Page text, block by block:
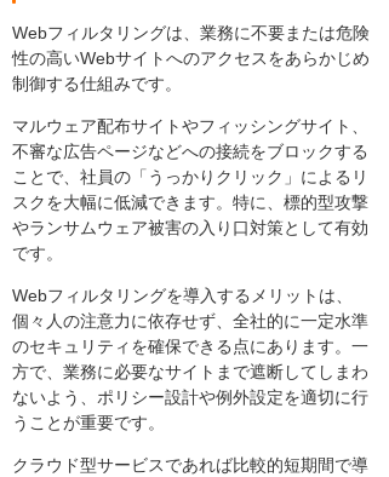
Webフィルタリングは、業務に不要または危険
性の高いWebサイトへのアクセスをあらかじめ
制御する仕組みです。
マルウェア配布サイトやフィッシングサイト、
不審な広告ページなどへの接続をブロックする
ことで、社員の「うっかりクリック」によるリ
スクを大幅に低減できます。特に、標的型攻撃
やランサムウェア被害の入り口対策として有効
です。
Webフィルタリングを導入するメリットは、
個々人の注意力に依存せず、全社的に一定水準
のセキュリティを確保できる点にあります。一
方で、業務に必要なサイトまで遮断してしまわ
ないよう、ポリシー設計や例外設定を適切に行
うことが重要です。
クラウド型サービスであれば比較的短期間で導